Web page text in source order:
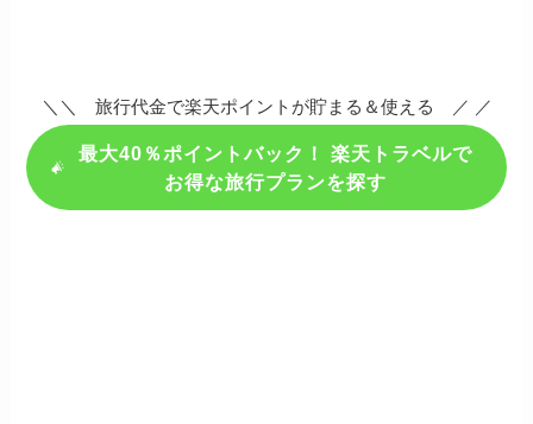
＼＼ 旅行代金で楽天ポイントが貯まる＆使える ／ ／
最大40％ポイントバック！ 楽天トラベルで
お得な旅行プランを探す